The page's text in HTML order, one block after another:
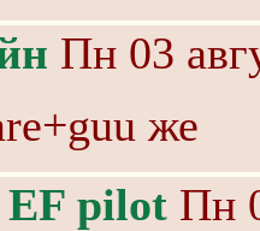
Пн 03
же
EF pilot Пн